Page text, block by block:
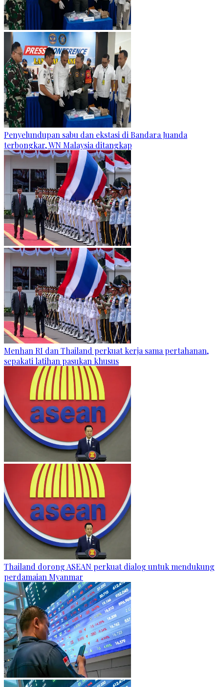
Penyelundupan sabu dan ekstasi di Bandara Juanda
terbongkar, WN Malaysia ditangkap
Menhan RI dan Thailand perkuat kerja sama pertahanan,
sepakati latihan pasukan khusus
Thailand dorong ASEAN perkuat dialog untuk mendukung
perdamaian Myanmar